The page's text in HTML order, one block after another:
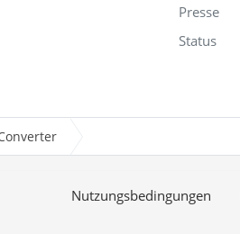
Presse
Status
Nutzungsbedingungen